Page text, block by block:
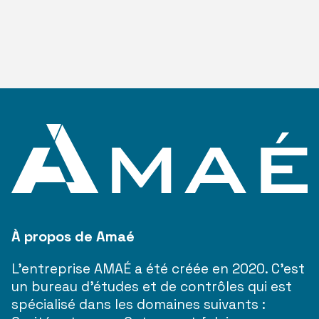
À propos de Amaé
L’entreprise AMAÉ a été créée en 2020. C’est
un bureau d’études et de contrôles qui est
spécialisé dans les domaines suivants :